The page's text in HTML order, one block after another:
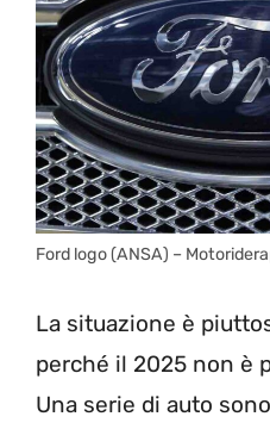
Ford logo (ANSA) –
La situazione è
perché il 2025 non è
Una serie di auto